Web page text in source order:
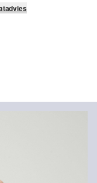
ons retourneren.